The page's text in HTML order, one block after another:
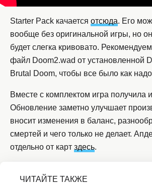
Starter Pack качается отсюда. Его
вообще без оригинальной игры, но
будет слегка кривовато.
файл Doom2.wad от установленной
Brutal Doom, чтобы все было как
Вместе с комплектом игра получила
Обновление заметно улучшает
вносит изменения в баланс,
смертей и чего только не делает.
отдельно от карт здесь.